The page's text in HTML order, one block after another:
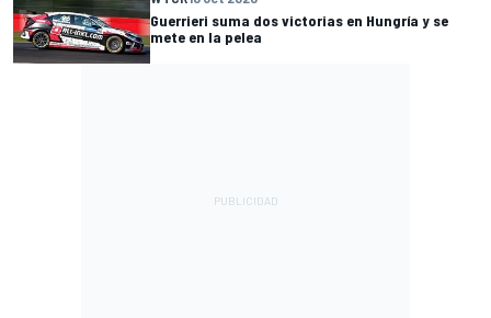
Guerrieri suma dos victorias en Hungría y se
mete en la pelea